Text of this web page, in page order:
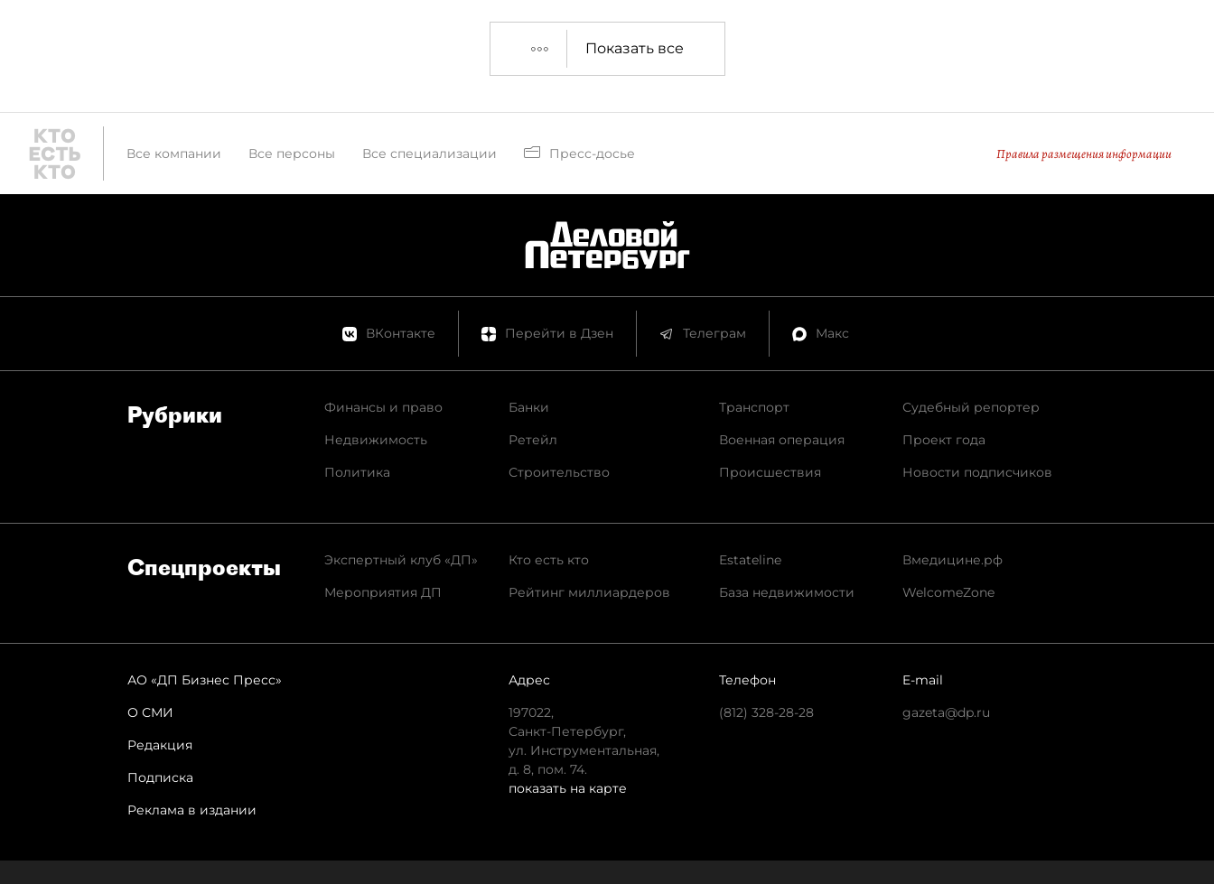
Показать все
Все компании Все персоны Все специализации Пресс-досье Правила размещения информации
ВКонтакте Перейти в Дзен Телеграм Макс
Рубрики
Финансы и право
Недвижимость
Политика
Банки
Ретейл
Строительство
Транспорт
Военная операция
Происшествия
Судебный репортер
Проект года
Новости подписчиков
Спец­проекты
Экспертный клуб «ДП»
Мероприятия ДП
Кто есть кто
Рейтинг миллиардеров
Estateline
База недвижимости
Вмедицине.рф
WelcomeZone
АО «ДП Бизнес Пресс»
О СМИ
Редакция
Подписка
Реклама в издании
Адрес
197022,
Санкт-Петербург,
ул. Инструментальная,
д. 8, пом. 74.
показать на карте
Телефон
(812) 328-28-28
E-mail
gazeta@dp.ru